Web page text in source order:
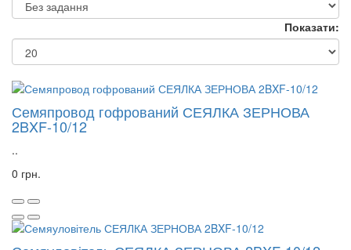
Показати:
Семяпровод гофрований СЕЯЛКА ЗЕРНОВА
2BXF-10/12
..
0 грн.